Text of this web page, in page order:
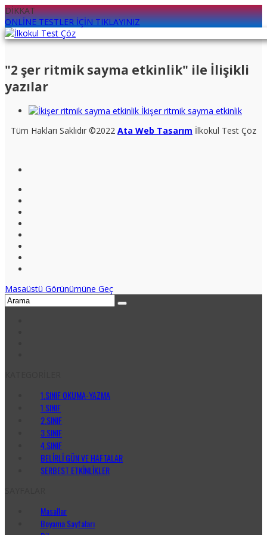
DİKKAT
ONLİNE TESTLER İÇİN TIKLAYINIZ
"2 şer ritmik sayma etkinlik" ile İlişikli
yazılar
İkişer ritmik sayma etkinlik
Tüm Hakları Saklıdır ©2022 Ata Web Tasarım İlkokul Test Çöz
Masaüstü Görünümüne Geç
1.SINIF OKUMA-YAZMA
1.SINIF
2.SINIF
3.SINIF
4.SINIF
BELİRLİ GÜN VE HAFTALAR
SERBEST ETKİNLİKLER
Masallar
Boyama Sayfaları